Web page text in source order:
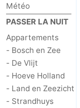
mini-
guidées
Sports
Piscines
-
Faire
du
-
Randonnée
-
Météo
PASSER LA NUIT
Appartements
- Bosch en Zee
- De Vlijt
- Hoeve Holland
- Land en Zeezicht
- Strandhuys